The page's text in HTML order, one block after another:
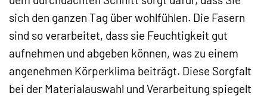
sich den ganzen Tag über wohlfühlen. Die Fasern
sind so verarbeitet, dass sie Feuchtigkeit gut
aufnehmen und abgeben können, was zu einem
angenehmen Körperklima beiträgt. Diese Sorgfalt
bei der Materialauswahl und Verarbeitung spiegelt